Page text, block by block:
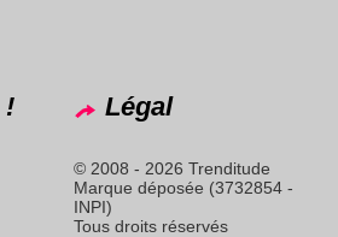
! Légal
© 2008 - 2026 Trenditude
Marque déposée (3732854 -
INPI)
Tous droits réservés